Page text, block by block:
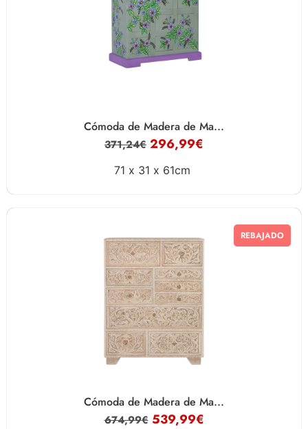
Cómoda de Madera de Ma...
371,24€ 296,99€
71 x 31 x 61cm
REBAJADO
Cómoda de Madera de Ma...
674,99€ 539,99€